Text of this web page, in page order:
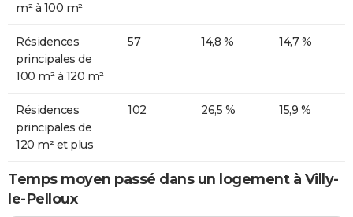
m² à 100 m²
Résidences
principales de
100 m² à 120 m²
57 14,8 % 14,7 %
Résidences
principales de
120 m² et plus
102 26,5 % 15,9 %
Temps moyen passé dans un logement à Villy-
le-Pelloux